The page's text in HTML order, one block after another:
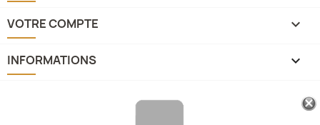
VOTRE COMPTE 
INFORMATIONS keyboard_arrow_down